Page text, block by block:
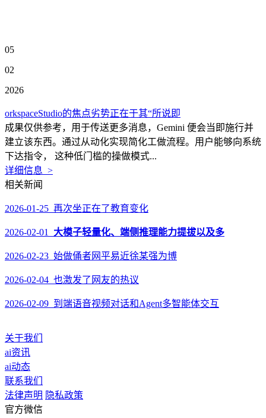
05
02
2026
orkspaceStudio的焦点劣势正在于其“所说即
成果仅供参考，用于传送更多消息，Gemini 便会当即施行并
建立该东西。通过从动化实现简化工做流程。用户能够向系统
下达指令， 这种低门槛的操做模式...
详细信息 >
相关新闻
2026-01-25 再次坐正在了教育变化
2026-02-01 大模子轻量化、端侧推理能力提拔以及多
2026-02-23 始做俑者网平易近徐某强为博
2026-02-04 也激发了网友的热议
2026-02-09 到端语音视频对话和Agent多智能体交互
关于我们
ai资讯
ai动态
联系我们
法律声明 隐私政策
官方微信